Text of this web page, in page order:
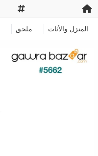
المنزل والأثاث ملحق